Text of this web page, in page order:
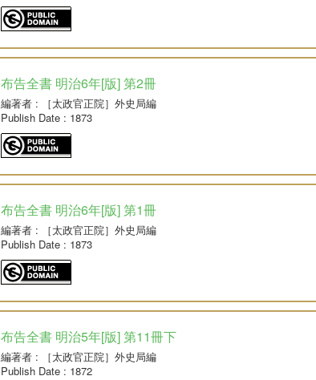
布告全書 明治6年[版] 第2冊
編著者: ［太政官正院］外史局編
Publish Date: 1873
布告全書 明治6年[版] 第1冊
編著者: ［太政官正院］外史局編
Publish Date: 1873
布告全書 明治5年[版] 第11冊下
編著者: ［太政官正院］外史局編
Publish Date: 1872